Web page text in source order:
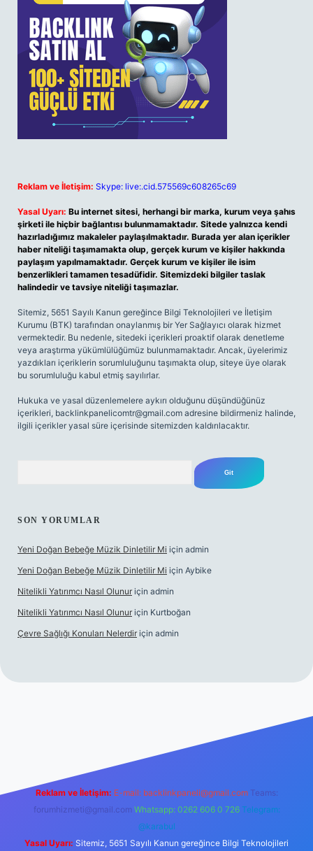
Reklam ve İletişim: Skype: live:.cid.575569c608265c69
Yasal Uyarı: Bu internet sitesi, herhangi bir marka, kurum veya şahıs
şirketi ile hiçbir bağlantısı bulunmamaktadır. Sitede yalnızca kendi
hazırladığımız makaleler paylaşılmaktadır. Burada yer alan içerikler
haber niteliği taşımamakta olup, gerçek kurum ve kişiler hakkında
paylaşım yapılmamaktadır. Gerçek kurum ve kişiler ile isim
benzerlikleri tamamen tesadüfidir. Sitemizdeki bilgiler taslak
halindedir ve tavsiye niteliği taşımazlar.
Sitemiz, 5651 Sayılı Kanun gereğince Bilgi Teknolojileri ve İletişim
Kurumu (BTK) tarafından onaylanmış bir Yer Sağlayıcı olarak hizmet
vermektedir. Bu nedenle, sitedeki içerikleri proaktif olarak denetleme
veya araştırma yükümlülüğümüz bulunmamaktadır. Ancak, üyelerimiz
yazdıkları içeriklerin sorumluluğunu taşımakta olup, siteye üye olarak
bu sorumluluğu kabul etmiş sayılırlar.
Hukuka ve yasal düzenlemelere aykırı olduğunu düşündüğünüz
içerikleri, backlinkpanelicomtr@gmail.com adresine bildirmeniz halinde,
ilgili içerikler yasal süre içerisinde sitemizden kaldırılacaktır.
SON YORUMLAR
Yeni Doğan Bebeğe Müzik Dinletilir Mi için admin
Yeni Doğan Bebeğe Müzik Dinletilir Mi için Aybike
Nitelikli Yatırımcı Nasıl Olunur için admin
Nitelikli Yatırımcı Nasıl Olunur için Kurtboğan
Çevre Sağlığı Konuları Nelerdir için admin
Reklam ve İletişim: E-mail: backlinkpaneli@gmail.com Teams:
forumhizmeti@gmail.com Whatsapp: 0262 606 0 726 Telegram:
@karabul
Yasal Uyarı: Sitemiz, 5651 Sayılı Kanun gereğince Bilgi Teknolojileri